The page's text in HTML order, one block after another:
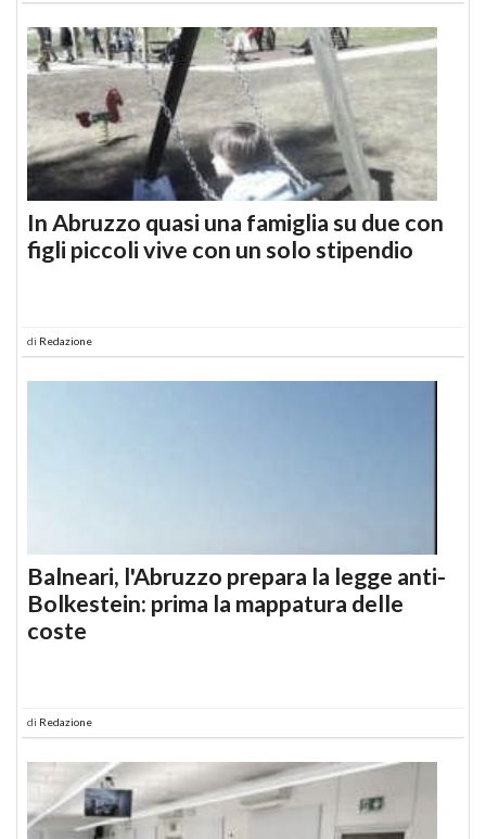
In Abruzzo quasi una famiglia su due con
figli piccoli vive con un solo stipendio
di Redazione
Balneari, l'Abruzzo prepara la legge anti-
Bolkestein: prima la mappatura delle
coste
di Redazione